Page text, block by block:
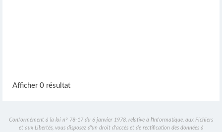
Afficher 0 résultat
Conformément à la loi n° 78-17 du 6 janvier 1978, relative à l'Informatique, aux Fichiers
et aux Libertés, vous disposez d'un droit d'accès et de rectification des données à